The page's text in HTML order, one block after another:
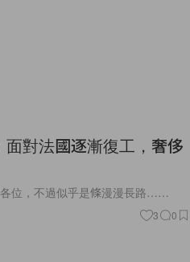
對法國逐漸復工，奢侈
位，不過似乎是條漫漫長路……
3 0